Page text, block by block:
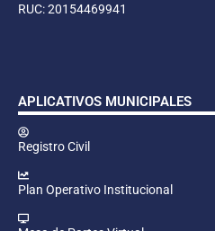
RUC: 20154469941
APLICATIVOS MUNICIPALES
Registro Civil
Plan Operativo Institucional